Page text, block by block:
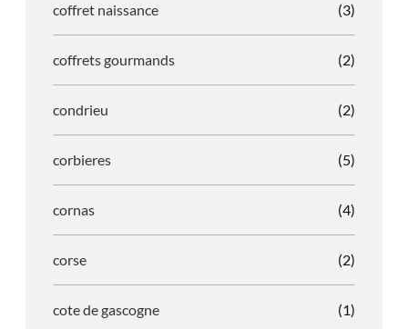
coffret naissance (3)
coffrets gourmands (2)
condrieu (2)
corbieres (5)
cornas (4)
corse (2)
cote de gascogne (1)